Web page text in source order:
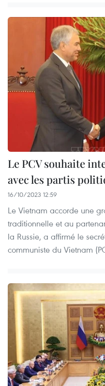
Le PCV souhaite
avec les partis
16/10/2023 12:59
Le Vietnam accorde une
traditionnelle et au
la Russie, a affirmé le
communiste du Vietnam